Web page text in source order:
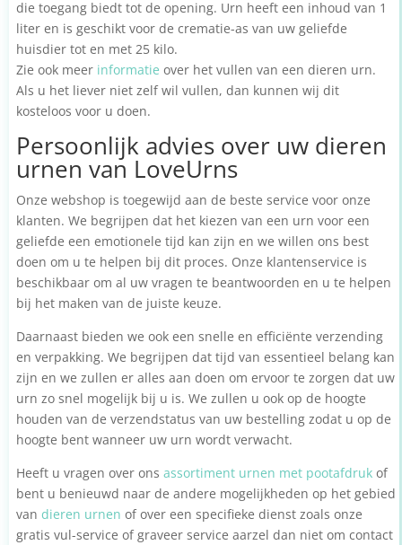
die toegang biedt tot de opening. Urn heeft een inhoud van 1
liter en is geschikt voor de crematie-as van uw geliefde
huisdier tot en met 25 kilo.
Zie ook meer informatie over het vullen van een dieren urn.
Als u het liever niet zelf wil vullen, dan kunnen wij dit
kosteloos voor u doen.
Persoonlijk advies over uw dieren
urnen van LoveUrns
Onze webshop is toegewijd aan de beste service voor onze
klanten. We begrijpen dat het kiezen van een urn voor een
geliefde een emotionele tijd kan zijn en we willen ons best
doen om u te helpen bij dit proces. Onze klantenservice is
beschikbaar om al uw vragen te beantwoorden en u te helpen
bij het maken van de juiste keuze.
Daarnaast bieden we ook een snelle en efficiënte verzending
en verpakking. We begrijpen dat tijd van essentieel belang kan
zijn en we zullen er alles aan doen om ervoor te zorgen dat uw
urn zo snel mogelijk bij u is. We zullen u ook op de hoogte
houden van de verzendstatus van uw bestelling zodat u op de
hoogte bent wanneer uw urn wordt verwacht.
Heeft u vragen over ons assortiment urnen met pootafdruk of
bent u benieuwd naar de andere mogelijkheden op het gebied
van dieren urnen of over een specifieke dienst zoals onze
gratis vul-service of graveer service aarzel dan niet om contact